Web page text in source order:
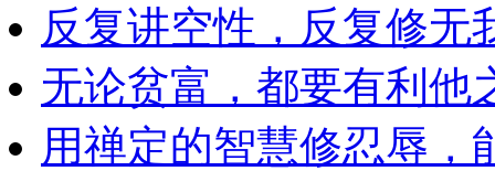
反复讲空性，反复修无
无论贫富，都要有利他
用禅定的智慧修忍辱，